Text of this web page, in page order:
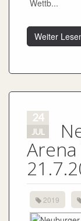
Wettb...
Weiter
24
JUL
2019